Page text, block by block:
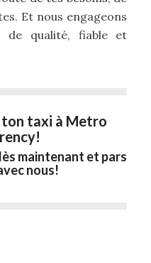
Et nous engageons
qualité, fiable et
ton taxi à Metro
maintenant et pars
nous!